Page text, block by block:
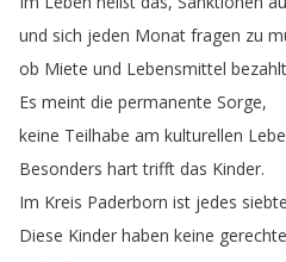
und sich jeden Monat fragen zu
ob Miete und Lebensmittel bezahlt
Es meint die permanente Sorge,
keine Teilhabe am kulturellen
Besonders hart trifft das Kinder.
Im Kreis Paderborn ist jedes siebte
Diese Kinder haben keine gerechte